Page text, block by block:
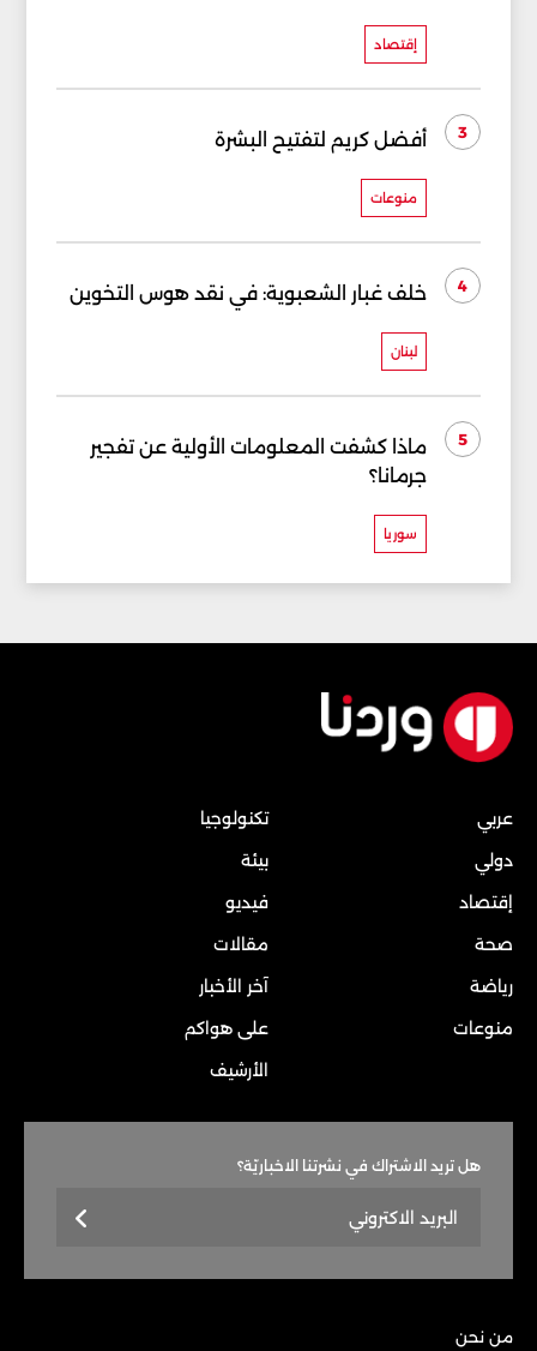
إقتصاد
3 أفضل كريم لتفتيح البشرة
منوعات
4 خلف غبار الشعبوية: في نقد هوس التخوين
لبنان
5
ماذا كشفت المعلومات الأولية عن تفجير
جرمانا؟
سوريا
عربي
دولي
إقتصاد
صحة
رياضة
منوعات
تكنولوجيا
بيئة
فيديو
مقالات
آخر الأخبار
على هواكم
الأرشيف
هل تريد الاشتراك في نشرتنا الاخباريّة؟
من نحن